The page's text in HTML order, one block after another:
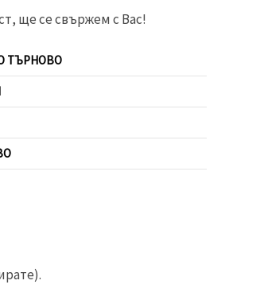
ще се свържем с Вас!
ТЪРНОВО